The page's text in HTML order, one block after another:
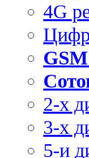
4G
2-х
3-х
5-и